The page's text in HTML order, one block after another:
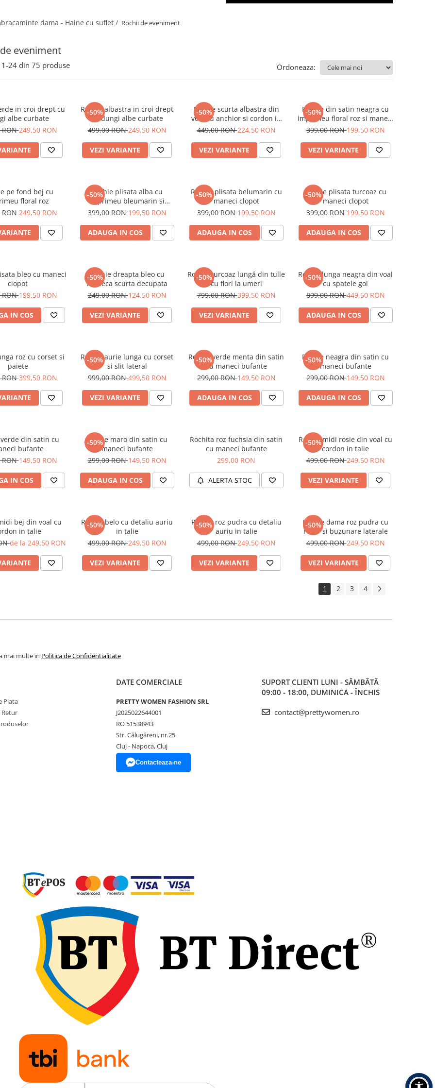
dama - Haine cu suflet / Rochii de eveniment
eveniment
1-24 din 75 produse Ordoneaza:
in croi drept cu
albe curbate
RON249,50 RON
-50%
Rochie albastra in croi drept
cu dungi albe curbate
499,00 RON249,50 RON
VEZI VARIANTE
-50%
Rochie scurta albastra din
voal cu anchior si cordon in
talie
449,00 RON224,50 RON
VEZI VARIANTE
-50%
Rochie din satin neagra cu
imprimeu floral roz si maneci
bufante
399,00 RON199,50 RON
VEZI VARIANTE
pe fond bej cu
floral roz
RON249,50 RON
-50%
Rochie plisata alba cu
imprimeu bleumarin si
maneci clopot
399,00 RON199,50 RON
ADAUGA IN COS
-50%
Rochie plisata belumarin cu
maneci clopot
399,00 RON199,50 RON
ADAUGA IN COS
-50%
Rochie plisata turcoaz cu
maneci clopot
399,00 RON199,50 RON
ADAUGA IN COS
bleo cu maneci
clopot
RON199,50 RON
IN COS
-50%
Rochie dreapta bleo cu
maneca scurta decupata
249,00 RON124,50 RON
VEZI VARIANTE
-50%
Rochie turcoaz lungă din tulle
cu flori la umeri
799,00 RON399,50 RON
VEZI VARIANTE
-50%
Rochie lunga neagra din voal
cu spatele gol
899,00 RON449,50 RON
ADAUGA IN COS
roz cu corset si
paiete
RON399,50 RON
-50%
Rochie aurie lunga cu corset
si slit lateral
999,00 RON499,50 RON
VEZI VARIANTE
-50%
Rochie verde menta din satin
cu maneci bufante
299,00 RON149,50 RON
ADAUGA IN COS
-50%
Rochie neagra din satin cu
maneci bufante
299,00 RON149,50 RON
ADAUGA IN COS
din satin cu
bufante
RON149,50 RON
IN COS
-50%
Rochie maro din satin cu
maneci bufante
299,00 RON149,50 RON
ADAUGA IN COS
Rochita roz fuchsia din satin
cu maneci bufante
299,00 RON
ALERTA STOC
-50%
Rochie midi rosie din voal cu
cordon in talie
499,00 RON249,50 RON
VEZI VARIANTE
bej din voal cu
in talie
de la 249,50 RON
-50%
Rochie belo cu detaliu auriu
in talie
499,00 RON249,50 RON
VEZI VARIANTE
-50%
Rochie roz pudra cu detaliu
auriu in talie
499,00 RON249,50 RON
VEZI VARIANTE
-50%
Rochie dama roz pudra cu
rever si buzunare laterale
499,00 RON249,50 RON
VEZI VARIANTE
1 2 3 4
mai multe in Politica de Confidentialitate
Plata
Retur
DATE COMERCIALE
PRETTY WOMEN FASHION SRL
J2025022644001
RO 51538943
Str. Călugăreni, nr.25
Cluj - Napoca, Cluj
Contacteaza-ne
SUPORT CLIENTI LUNI - SÂMBĂTĂ
09:00 - 18:00, DUMINICA - ÎNCHIS
contact@prettywomen.ro